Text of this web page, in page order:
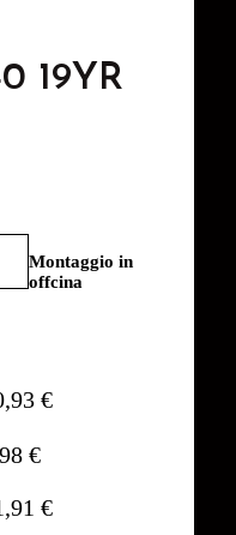
19YR
Montaggio in
offcina
€
€
€